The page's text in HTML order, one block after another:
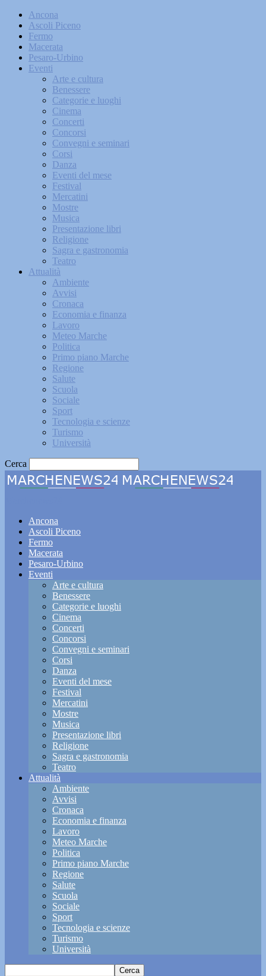
Ancona
Ascoli Piceno
Fermo
Macerata
Pesaro-Urbino
Eventi
Arte e cultura
Benessere
Categorie e luoghi
Cinema
Concerti
Concorsi
Convegni e seminari
Corsi
Danza
Eventi del mese
Festival
Mercatini
Mostre
Musica
Presentazione libri
Religione
Sagra e gastronomia
Teatro
Attualità
Ambiente
Avvisi
Cronaca
Economia e finanza
Lavoro
Meteo Marche
Politica
Primo piano Marche
Regione
Salute
Scuola
Sociale
Sport
Tecnologia e scienze
Turismo
Università
Cerca
Ancona
Ascoli Piceno
Fermo
Macerata
Pesaro-Urbino
Eventi
Arte e cultura
Benessere
Categorie e luoghi
Cinema
Concerti
Concorsi
Convegni e seminari
Corsi
Danza
Eventi del mese
Festival
Mercatini
Mostre
Musica
Presentazione libri
Religione
Sagra e gastronomia
Teatro
Attualità
Ambiente
Avvisi
Cronaca
Economia e finanza
Lavoro
Meteo Marche
Politica
Primo piano Marche
Regione
Salute
Scuola
Sociale
Sport
Tecnologia e scienze
Turismo
Università